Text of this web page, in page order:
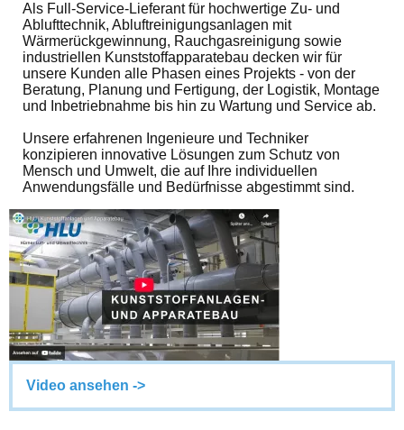
Als Full-Service-Lieferant für hochwertige Zu- und
Ablufttechnik, Abluftreinigungsanlagen mit
Wärmerückgewinnung, Rauchgasreinigung sowie
industriellen Kunststoffapparatebau decken wir für
unsere Kunden alle Phasen eines Projekts - von der
Beratung, Planung und Fertigung, der Logistik, Montage
und Inbetriebnahme bis hin zu Wartung und Service ab.
Unsere erfahrenen Ingenieure und Techniker
konzipieren innovative Lösungen zum Schutz von
Mensch und Umwelt, die auf Ihre individuellen
Anwendungsfälle und Bedürfnisse abgestimmt sind.
Video ansehen ->